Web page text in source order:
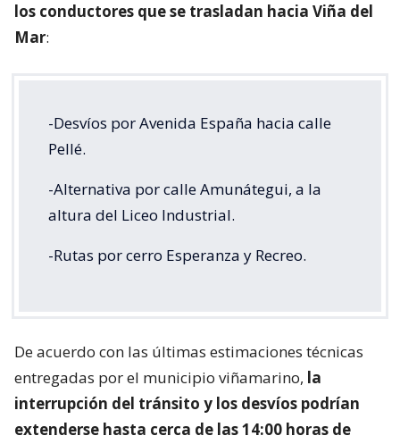
los conductores que se trasladan hacia Viña del
Mar:
-Desvíos por Avenida España hacia calle
Pellé.
-Alternativa por calle Amunátegui, a la
altura del Liceo Industrial.
-Rutas por cerro Esperanza y Recreo.
De acuerdo con las últimas estimaciones técnicas
entregadas por el municipio viñamarino, la
interrupción del tránsito y los desvíos podrían
extenderse hasta cerca de las 14:00 horas de